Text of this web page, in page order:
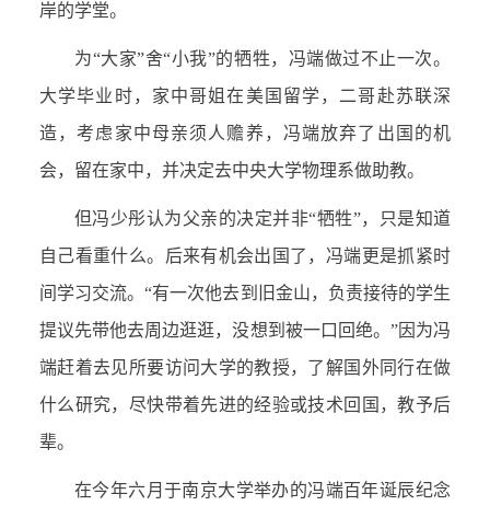
岸的学堂。
为“大家”舍“小我”的牺牲，冯端做过不止一次。
大学毕业时，家中哥姐在美国留学，二哥赴苏联深
造，考虑家中母亲须人赡养，冯端放弃了出国的机
会，留在家中，并决定去中央大学物理系做助教。
但冯少彤认为父亲的决定并非“牺牲”，只是知道
自己看重什么。后来有机会出国了，冯端更是抓紧时
间学习交流。“有一次他去到旧金山，负责接待的学生
提议先带他去周边逛逛，没想到被一口回绝。”因为冯
端赶着去见所要访问大学的教授，了解国外同行在做
什么研究，尽快带着先进的经验或技术回国，教予后
辈。
在今年六月于南京大学举办的冯端百年诞辰纪念